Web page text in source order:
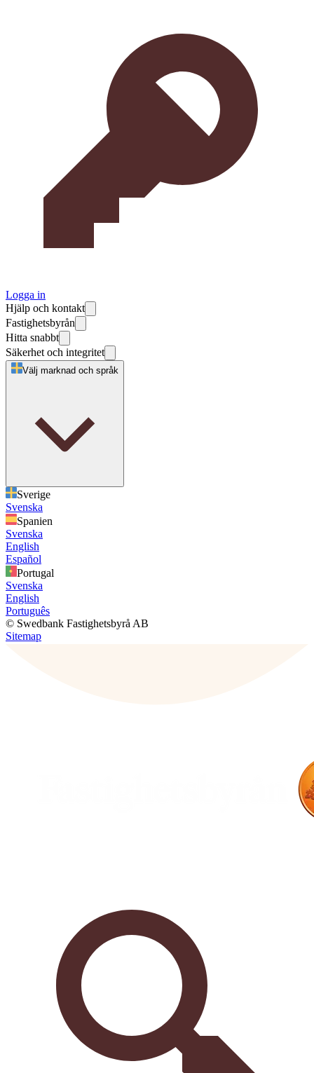
Logga in
Hjälp och kontakt
Fastighetsbyrån
Hitta snabbt
Säkerhet och integritet
Välj marknad och språk
Sverige
Svenska
Spanien
Svenska
English
Español
Portugal
Svenska
English
Português
© Swedbank Fastighetsbyrå AB
Sitemap